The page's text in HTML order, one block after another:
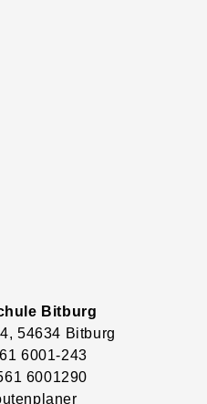
Bitburg
, 54634 Bitburg
6001-243
6001290